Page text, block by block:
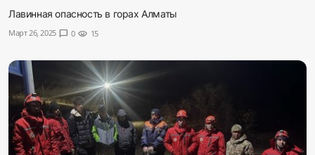
Экономика
Sadaq TV
Общество
Спорт
Мир
Лавинная опасность в горах Алматы
Март 26, 2025 chat_bubble 0 visibility 15